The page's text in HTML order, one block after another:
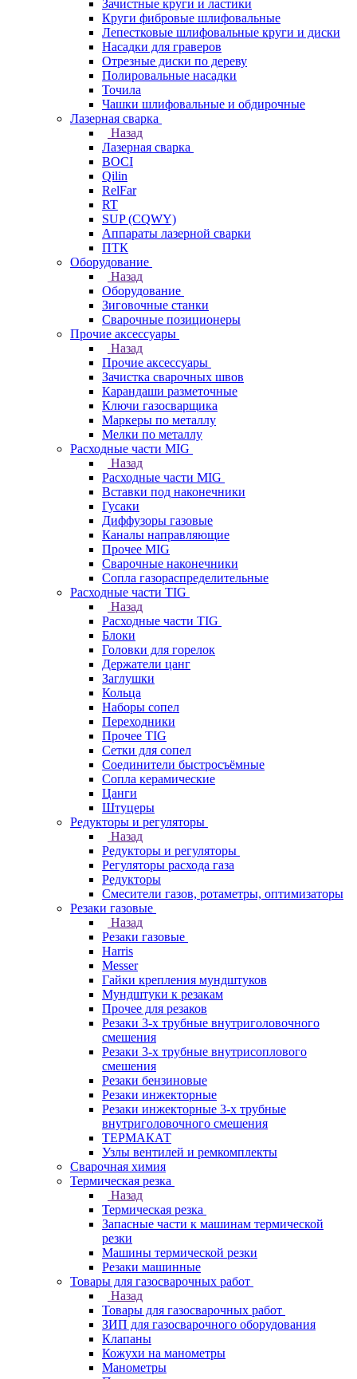
Зачистные круги и ластики
Круги фибровые шлифовальные
Лепестковые шлифовальные круги и диски
Насадки для граверов
Отрезные диски по дереву
Полировальные насадки
Точила
Чашки шлифовальные и обдирочные
Лазерная сварка
Назад
Лазерная сварка
BOCI
Qilin
RelFar
RT
SUP (CQWY)
Аппараты лазерной сварки
ПТК
Оборудование
Назад
Оборудование
Зиговочные станки
Сварочные позиционеры
Прочие аксессуары
Назад
Прочие аксессуары
Зачистка сварочных швов
Карандаши разметочные
Ключи газосварщика
Маркеры по металлу
Мелки по металлу
Расходные части MIG
Назад
Расходные части MIG
Вставки под наконечники
Гусаки
Диффузоры газовые
Каналы направляющие
Прочее MIG
Сварочные наконечники
Сопла газораспределительные
Расходные части TIG
Назад
Расходные части TIG
Блоки
Головки для горелок
Держатели цанг
Заглушки
Кольца
Наборы сопел
Переходники
Прочее TIG
Сетки для сопел
Соединители быстросъёмные
Сопла керамические
Цанги
Штуцеры
Редукторы и регуляторы
Назад
Редукторы и регуляторы
Регуляторы расхода газа
Редукторы
Смесители газов, ротаметры, оптимизаторы
Резаки газовые
Назад
Резаки газовые
Harris
Messer
Гайки крепления мундштуков
Мундштуки к резакам
Прочее для резаков
Резаки 3-х трубные внутриголовочного
смешения
Резаки 3-х трубные внутрисоплового
смешения
Резаки бензиновые
Резаки инжекторные
Резаки инжекторные 3-х трубные
внутриголовочного смешения
ТЕРМАКАТ
Узлы вентилей и ремкомплекты
Сварочная химия
Термическая резка
Назад
Термическая резка
Запасные части к машинам термической
резки
Машины термической резки
Резаки машинные
Товары для газосварочных работ
Назад
Товары для газосварочных работ
ЗИП для газосварочного оборудования
Клапаны
Кожухи на манометры
Манометры